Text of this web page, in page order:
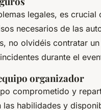
legales, es crucial
necesarios de las
no olvidéis contratar
durante el
organizador
comprometido y
las habilidades y